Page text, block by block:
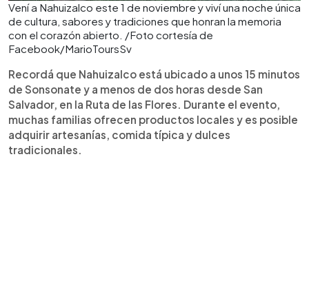
Vení a Nahuizalco este 1 de noviembre y viví una noche única
de cultura, sabores y tradiciones que honran la memoria
con el corazón abierto. /Foto cortesía de
Facebook/MarioToursSv
Recordá que Nahuizalco está ubicado a unos 15 minutos
de Sonsonate y a menos de dos horas desde San
Salvador, en la Ruta de las Flores. Durante el evento,
muchas familias ofrecen productos locales y es posible
adquirir artesanías, comida típica y dulces
tradicionales.